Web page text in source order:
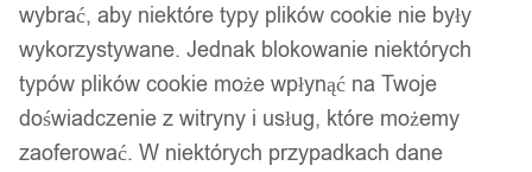
Kuchnia
Łazienka
Dekoracje i ozdoby
Drukarki do etykiet
Strona główna/ Atrybut produktu: Wysokość / 24
wybrać, aby niektóre typy plików cookie nie były
wykorzystywane. Jednak blokowanie niektórych
typów plików cookie może wpłynąć na Twoje
doświadczenie z witryny i usług, które możemy
zaoferować. W niektórych przypadkach dane